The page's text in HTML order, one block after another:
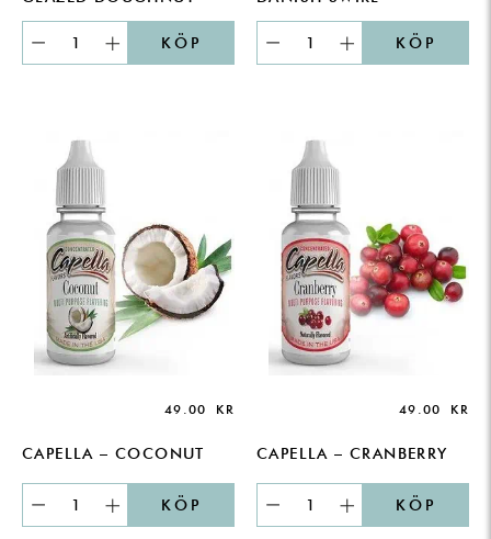
KÖP KÖP
49.00 KR
CAPELLA – COCONUT
KÖP
49.00 KR
CAPELLA – CRANBERRY
KÖP